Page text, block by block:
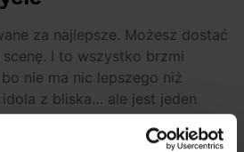
za najlepsze. Możesz dostać
I to wszystko brzmi
nie ma nic lepszego niż
z bliska… ale jest jeden
na koncert nawet o kilka
możesz wylądować na szarym